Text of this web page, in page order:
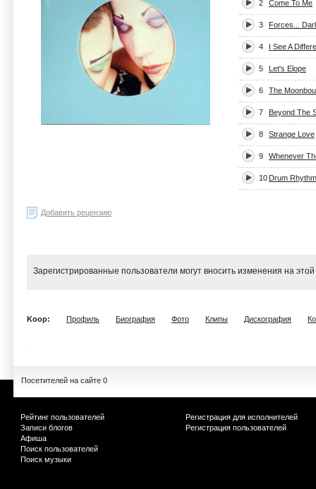
2 Come To Me
3 Forces...
4 I See A
5 Let's Elope
6 The
7 Beyond The
8 Strange Love
9 Whenever
10 Drum
Добавить рецензию
Зарегистрированные пользователи могут вносить изменения на
Koop: Профиль Биография Фото Клипы Дискография
Посетителей на сайте 0
Рейтинг пользователей
Записи блогов
Афиша
Поиск пользователей
Поиск музыки
Регистрация для исполнителей
Регистрация пользователей